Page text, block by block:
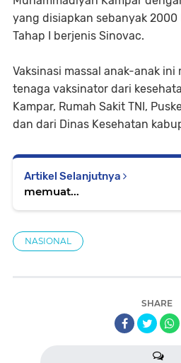
yang disiapkan sebanyak 2000
Tahap I berjenis Sinovac.
Vaksinasi massal anak-anak
tenaga vaksinator dari
Kampar, Rumah Sakit TNI,
dan dari Dinas Kesehatan
Artikel Selanjutnya
memuat...
NASIONAL
SHARE